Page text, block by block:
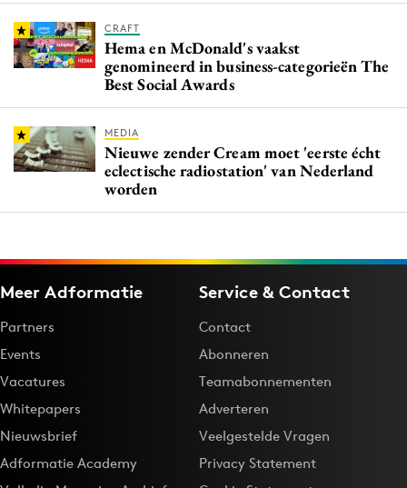
CRAFT
Hema en McDonald's vaakst
genomineerd in business-categorieën The
Best Social Awards
MEDIA
Nieuwe zender Cream moet 'eerste écht
eclectische radiostation' van Nederland
worden
Meer Adformatie
Partners
Events
Vacatures
Whitepapers
Nieuwsbrief
Adformatie Academy
Service & Contact
Contact
Abonneren
Teamabonnementen
Adverteren
Veelgestelde Vragen
Privacy Statement